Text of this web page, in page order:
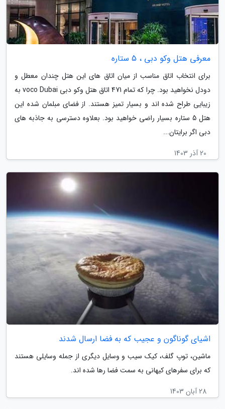
معرفی هتل وکو دبی ، 5 ستاره
برای انتخاب اتاق مناسب از میان اتاق های این هتل چندان معطل و
دودل نخواهید بود. چرا که تمام 471 اتاق هتل وکو دبی voco Dubai به
زیبایی طراح شده اند و بسیار تمیز هستند. از فضای مبلمان شده این
هتل 5 ستاره بسیار راضی خواهید بود. بعلاوه دسترسی به جاذبه های
دبی اگر برایتان...
20 آذر 1403
اشیای گوناگون و عجیب که به فضا ارسال شدند
ماشین، توپ گلف، کیک سیب و وسایل دیگری از جمله وسایلی هستند
که برای سفرهای کیهانی به سمت فضا رها شده اند.
28 آبان 1403